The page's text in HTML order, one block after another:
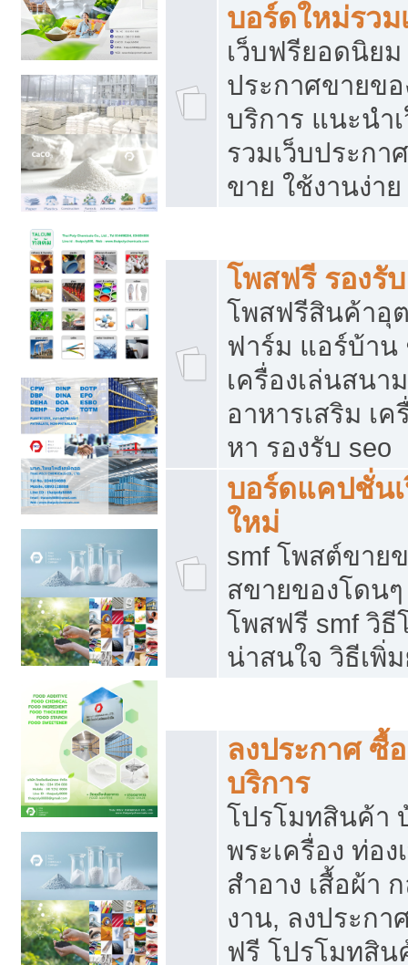
บอร์ดใหม่รว
เว็บฟรียอดนิย
ประกาศขายข
บริการ แนะนำ
รวมเว็บประกา
ขาย ใช้งานง่าย
โพสฟรี รองรั
โพสฟรีสินค้าอุ
ฟาร์ม แอร์บ้าน
เครื่องเล่นสนา
อาหารเสริม เ
หา รองรับ seo
บอร์ดแคปชั่น
ใหม่
smf โพสต์ขาย
สขายของโดน
โพสฟรี smf วิธี
น่าสนใจ วิธีเพิ่
ลงประกาศ ซื้
บริการ
โปรโมทสินค้า
พระเครื่อง ท่อง
สำอาง เสื้อผ้า
งาน, ลงประก
ฟรี โปรโมทสิ